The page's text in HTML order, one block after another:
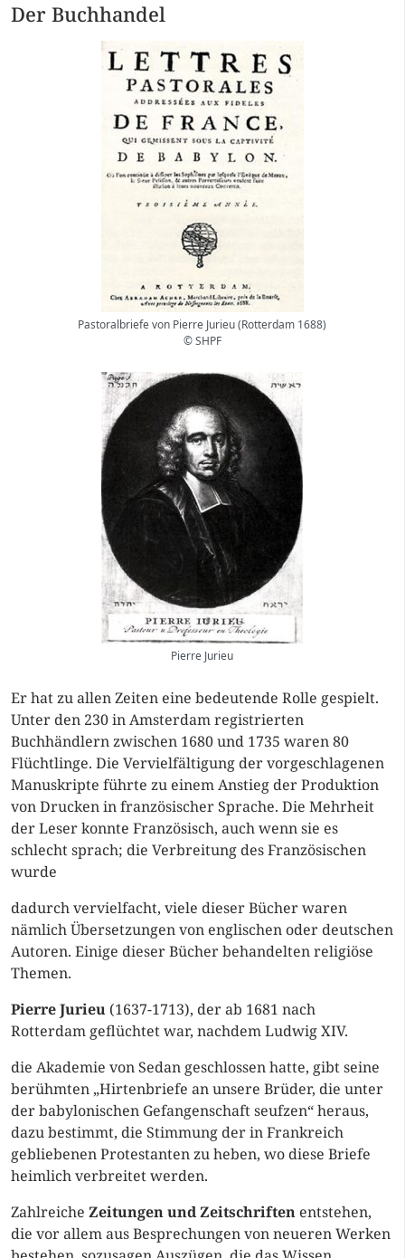
Der Buchhandel
Pastoralbriefe von Pierre Jurieu (Rotterdam 1688)
© SHPF
Pierre Jurieu
Er hat zu allen Zeiten eine bedeutende Rolle gespielt.
Unter den 230 in Amsterdam registrierten
Buchhändlern zwischen 1680 und 1735 waren 80
Flüchtlinge. Die Vervielfältigung der vorgeschlagenen
Manuskripte führte zu einem Anstieg der Produktion
von Drucken in französischer Sprache. Die Mehrheit
der Leser konnte Französisch, auch wenn sie es
schlecht sprach; die Verbreitung des Französischen
wurde
dadurch vervielfacht, viele dieser Bücher waren
nämlich Übersetzungen von englischen oder deutschen
Autoren. Einige dieser Bücher behandelten religiöse
Themen.
Pierre Jurieu (1637-1713), der ab 1681 nach
Rotterdam geflüchtet war, nachdem Ludwig XIV.
die Akademie von Sedan geschlossen hatte, gibt seine
berühmten „Hirtenbriefe an unsere Brüder, die unter
der babylonischen Gefangenschaft seufzen“ heraus,
dazu bestimmt, die Stimmung der in Frankreich
gebliebenen Protestanten zu heben, wo diese Briefe
heimlich verbreitet werden.
Zahlreiche Zeitungen und Zeitschriften entstehen,
die vor allem aus Besprechungen von neueren Werken